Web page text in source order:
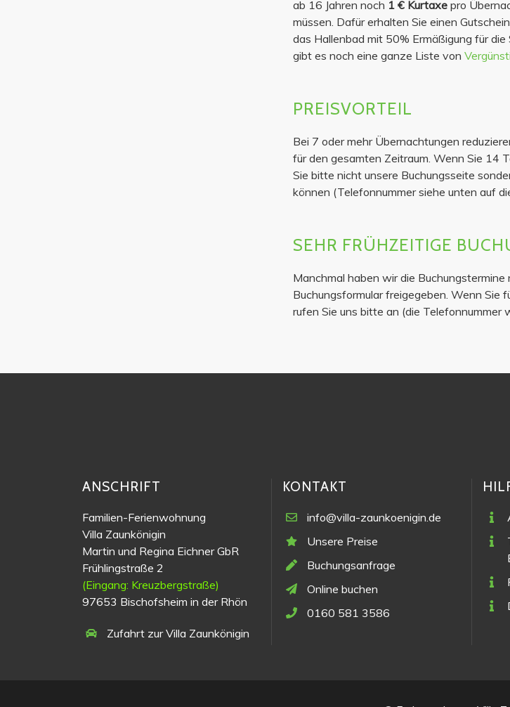
ab 16 Jahren noch 1 € Kurtaxe pro
müssen. Dafür erhalten Sie einen
das Hallenbad mit 50% Ermäßigung für
gibt es noch eine ganze Liste von
PREISVORTEIL
Bei 7 oder mehr Übernachtungen
für den gesamten Zeitraum. Wenn Sie 14
Sie bitte nicht unsere Buchungsseite
können (Telefonnummer siehe unten auf
SEHR FRÜHZEITIGE
Manchmal haben wir die Buchungstermine
Buchungsformular freigegeben. Wenn Sie
rufen Sie uns bitte an (die Telefonnummer
ANSCHRIFT
Familien-Ferienwohnung
Villa Zaunkönigin
Martin und Regina Eichner GbR
Frühlingstraße 2
(Eingang: Kreuzbergstraße)
97653 Bischofsheim in der Rhön
Zufahrt zur Villa Zaunkönigin
KONTAKT
info@villa-zaunkoenigin.de
Unsere Preise
Buchungsanfrage
Online buchen
0160 581 3586